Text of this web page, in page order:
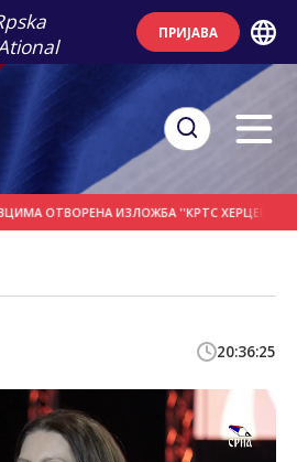
ПРИЈАВА
ОTВОРЕНА ИЗЛОЖБА ''КРTС
20:36:25